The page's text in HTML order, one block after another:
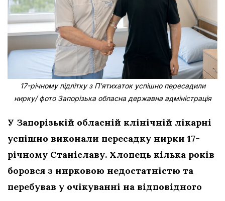
17-річному підлітку з Пʼятихаток успішно пересадили
нирку/ фото Запорізька обласна державна адміністрація
У Запорізькій обласній клінічній лікарні
успішно виконали пересадку нирки 17-
річному Станіславу. Хлопець кілька років
боровся з нирковою недостатністю та
перебував у очікуванні на відповідного